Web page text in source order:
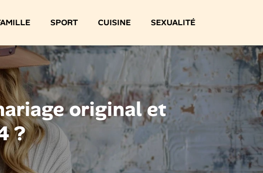
SPORT CUISINE SEXUALITÉ
original et
?